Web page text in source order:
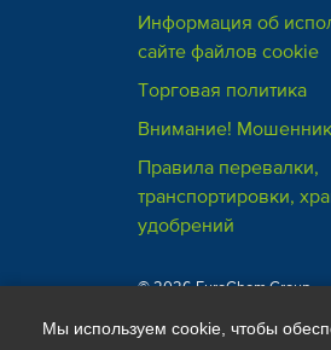
Информация об
сайте файлов cookie
Торговая политика
Внимание!
Правила перевалки,
транспортировки,
удобрений
© 2026 EuroChem Group
Мы используем cookie, чтобы